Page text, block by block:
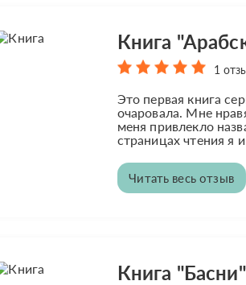
Книга
1
Это первая книга
очаровала. Мне
меня привлекло
страницах чтения я
Читать весь отзыв
Книга